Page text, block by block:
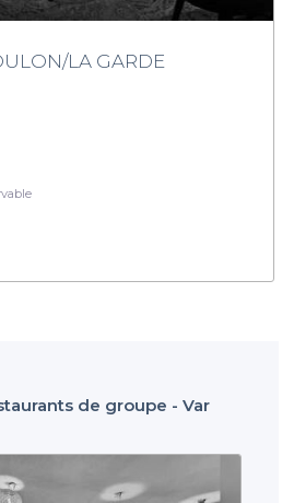
LA GARDE
de groupe - Var